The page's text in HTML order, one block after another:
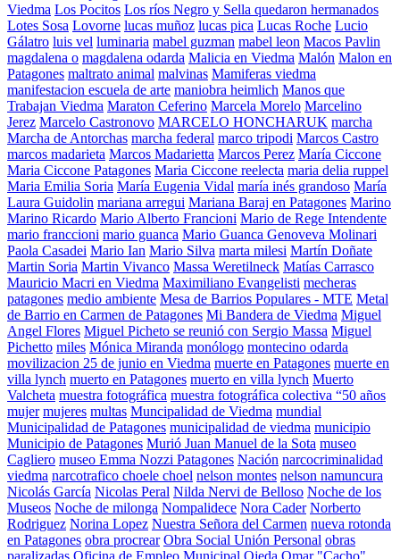
Viedma Los Pocitos Los ríos Negro y Sella quedaron hermanados
Lotes Sosa Lovorne lucas muñoz lucas pica Lucas Roche Lucio
Gálatro luis vel luminaria mabel guzman mabel leon Macos Pavlin
magdalena o magdalena odarda Malicia en Viedma Malón Malon en
Patagones maltrato animal malvinas Mamiferas viedma
manifestacion escuela de arte maniobra heimlich Manos que
Trabajan Viedma Maraton Ceferino Marcela Morelo Marcelino
Jerez Marcelo Castronovo MARCELO HONCHARUK marcha
Marcha de Antorchas marcha federal marco tripodi Marcos Castro
marcos madarieta Marcos Madarietta Marcos Perez María Ciccone
Maria Ciccone Patagones Maria Ciccone reelecta maria delia ruppel
Maria Emilia Soria María Eugenia Vidal maría inés grandoso María
Laura Guidolin mariana arregui Mariana Baraj en Patagones Marino
Marino Ricardo Mario Alberto Francioni Mario de Rege Intendente
mario franccioni mario guanca Mario Guanca Genoveva Molinari
Paola Casadei Mario Ian Mario Silva marta milesi Martín Doñate
Martin Soria Martin Vivanco Massa Weretilneck Matías Carrasco
Mauricio Macri en Viedma Maximiliano Evangelisti mecheras
patagones medio ambiente Mesa de Barrios Populares - MTE Metal
de Barrio en Carmen de Patagones Mi Bandera de Viedma Miguel
Angel Flores Miguel Picheto se reunió con Sergio Massa Miguel
Pichetto miles Mónica Miranda monólogo montecino odarda
movilizacion 25 de junio en Viedma muerte en Patagones muerte en
villa lynch muerto en Patagones muerto en villa lynch Muerto
Valcheta muestra fotográfica muestra fotográfica colectiva “50 años
mujer mujeres multas Muncipalidad de Viedma mundial
Municipalidad de Patagones municipalidad de viedma municipio
Municipio de Patagones Murió Juan Manuel de la Sota museo
Cagliero museo Emma Nozzi Patagones Nación narcocriminalidad
viedma narcotrafico choele choel nelson montes nelson namuncura
Nicolás García Nicolas Peral Nilda Nervi de Belloso Noche de los
Museos Noche de milonga Nompalidece Nora Cader Norberto
Rodriguez Norina Lopez Nuestra Señora del Carmen nueva rotonda
en Patagones obra procrear Obra Social Unión Personal obras
paralizadas Oficina de Empleo Municipal Ojeda Omar "Cacho"